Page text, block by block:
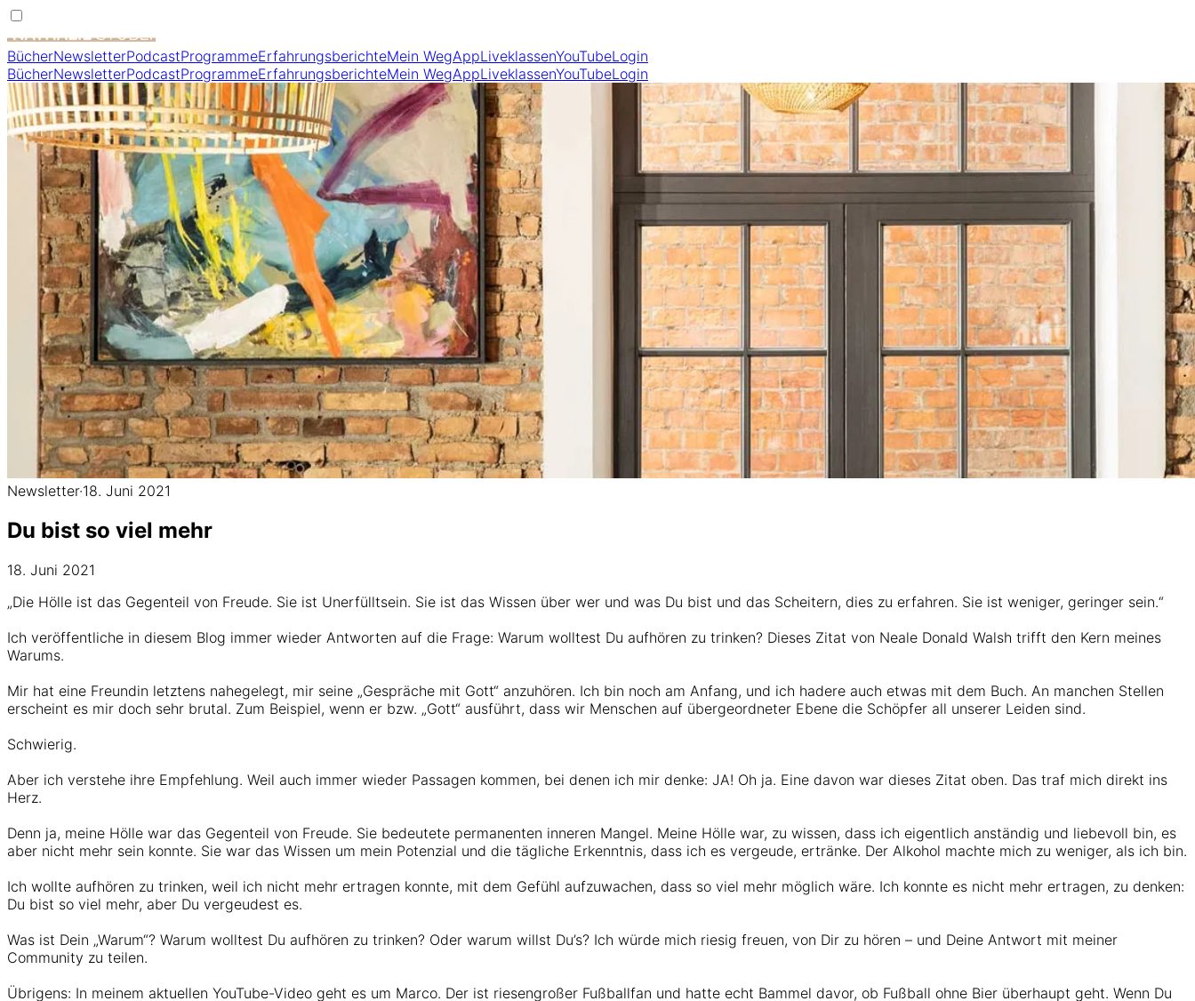
BücherNewsletterPodcastProgrammeErfahrungsberichteMein WegAppLiveklassenYouTubeLogin
BücherNewsletterPodcastProgrammeErfahrungsberichteMein WegAppLiveklassenYouTubeLogin
Newsletter·18. Juni 2021
Du bist so viel mehr
18. Juni 2021
„Die Hölle ist das Gegenteil von Freude. Sie ist Unerfülltsein. Sie ist das Wissen über wer und was Du bist und das Scheitern, dies zu erfahren. Sie ist weniger, geringer sein.“
Ich veröffentliche in diesem Blog immer wieder Antworten auf die Frage: Warum wolltest Du aufhören zu trinken? Dieses Zitat von Neale Donald Walsh trifft den Kern meines
Warums.
Mir hat eine Freundin letztens nahegelegt, mir seine „Gespräche mit Gott“ anzuhören. Ich bin noch am Anfang, und ich hadere auch etwas mit dem Buch. An manchen Stellen
erscheint es mir doch sehr brutal. Zum Beispiel, wenn er bzw. „Gott“ ausführt, dass wir Menschen auf übergeordneter Ebene die Schöpfer all unserer Leiden sind.
Schwierig.
Aber ich verstehe ihre Empfehlung. Weil auch immer wieder Passagen kommen, bei denen ich mir denke: JA! Oh ja. Eine davon war dieses Zitat oben. Das traf mich direkt ins
Herz.
Denn ja, meine Hölle war das Gegenteil von Freude. Sie bedeutete permanenten inneren Mangel. Meine Hölle war, zu wissen, dass ich eigentlich anständig und liebevoll bin, es
aber nicht mehr sein konnte. Sie war das Wissen um mein Potenzial und die tägliche Erkenntnis, dass ich es vergeude, ertränke. Der Alkohol machte mich zu weniger, als ich bin.
Ich wollte aufhören zu trinken, weil ich nicht mehr ertragen konnte, mit dem Gefühl aufzuwachen, dass so viel mehr möglich wäre. Ich konnte es nicht mehr ertragen, zu denken:
Du bist so viel mehr, aber Du vergeudest es.
Was ist Dein „Warum“? Warum wolltest Du aufhören zu trinken? Oder warum willst Du’s? Ich würde mich riesig freuen, von Dir zu hören – und Deine Antwort mit meiner
Community zu teilen.
Übrigens: In meinem aktuellen YouTube-Video geht es um Marco. Der ist riesengroßer Fußballfan und hatte echt Bammel davor, ob Fußball ohne Bier überhaupt geht. Wenn Du